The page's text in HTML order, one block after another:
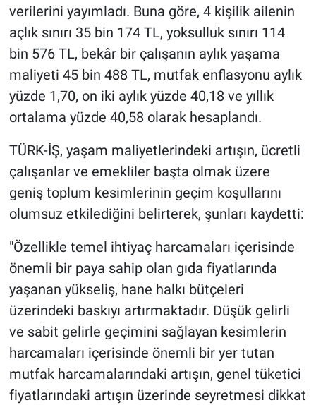
verilerini yayımladı. Buna göre, 4 kişilik ailenin
açlık sınırı 35 bin 174 TL, yoksulluk sınırı 114
bin 576 TL, bekâr bir çalışanın aylık yaşama
maliyeti 45 bin 488 TL, mutfak enflasyonu aylık
yüzde 1,70, on iki aylık yüzde 40,18 ve yıllık
ortalama yüzde 40,58 olarak hesaplandı.
TÜRK-İŞ, yaşam maliyetlerindeki artışın, ücretli
çalışanlar ve emekliler başta olmak üzere
geniş toplum kesimlerinin geçim koşullarını
olumsuz etkilediğini belirterek, şunları kaydetti:
"Özellikle temel ihtiyaç harcamaları içerisinde
önemli bir paya sahip olan gıda fiyatlarında
yaşanan yükseliş, hane halkı bütçeleri
üzerindeki baskıyı artırmaktadır. Düşük gelirli
ve sabit gelirle geçimini sağlayan kesimlerin
harcamaları içerisinde önemli bir yer tutan
mutfak harcamalarındaki artışın, genel tüketici
fiyatlarındaki artışın üzerinde seyretmesi dikkat